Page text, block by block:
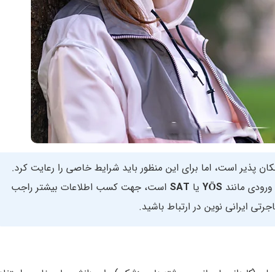
پذیر است، اما برای این منظور باید شرایط خاصی را رعایت کرد.
مانند YÖS یا SAT است، جهت کسب اطلاعات بیشتر راجب
ایرانی نوین در ارتباط باشید.